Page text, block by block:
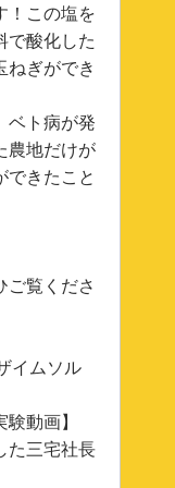
！この塩を
で酸化した
ねぎができ
ベト病が発
農地だけが
できたこと
ご覧くださ
イムソル
動画】
た三宅社長